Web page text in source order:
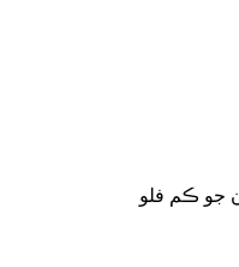
جو ڪم فلو